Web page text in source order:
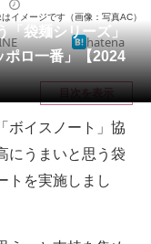
「袋麺シリーズ」
ロ一番」【2024
イメージです（画像：写真AC）
hatena
目次を表示
ボイスノート」協
にうまいと思う袋
トを実施しまし